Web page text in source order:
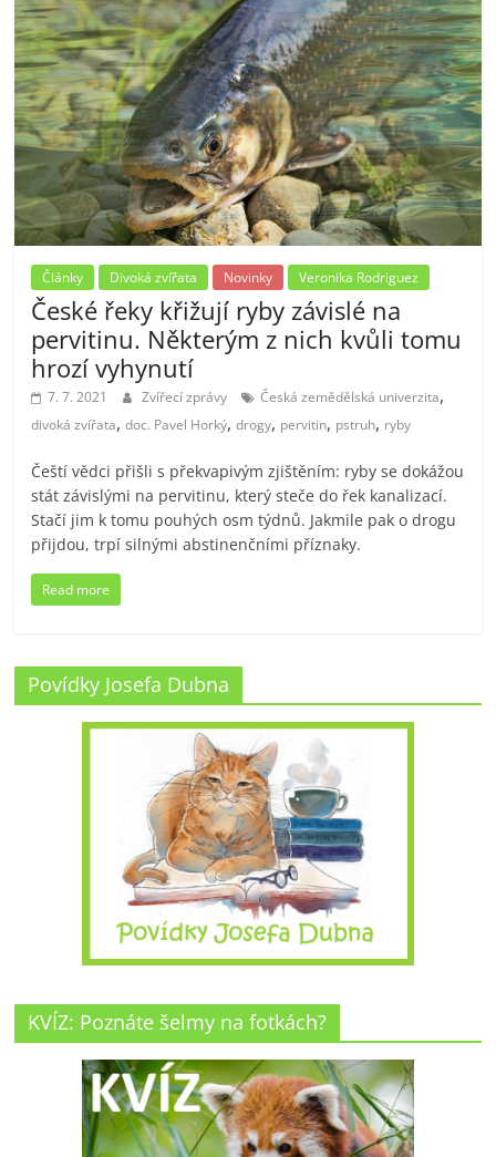
Články Divoká zvířata Novinky Veronika Rodriguez
České řeky křižují ryby závislé na
pervitinu. Některým z nich kvůli tomu
hrozí vyhynutí
7. 7. 2021 Zvířecí zprávy Česká zemědělská univerzita,
divoká zvířata,doc. Pavel Horký,drogy, pervitin, pstruh, ryby
Čeští vědci přišli s překvapivým zjištěním: ryby se dokážou
stát závislými na pervitinu, který steče do řek kanalizací.
Stačí jim k tomu pouhých osm týdnů. Jakmile pak o drogu
přijdou, trpí silnými abstinenčními příznaky.
Read more
Povídky Josefa Dubna
KVÍZ: Poznáte šelmy na fotkách?